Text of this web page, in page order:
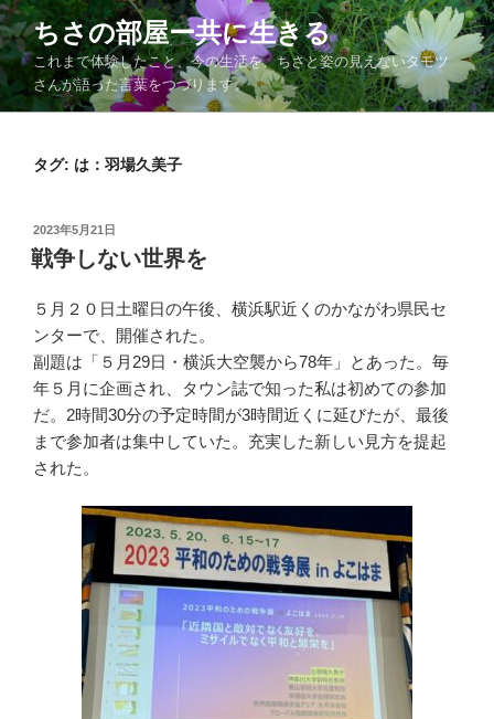
コ
ン
テ
ン
ツ
ちさの部屋ー共に生きる
これまで体験したこと、今の生活を、ちさと姿の見えないタモツ
さんが語った言葉をつづります。
タグ: は：羽場久美子
投
稿
日:
2023年5月21日
戦争しない世界を
５月２０日土曜日の午後、横浜駅近くのかながわ県民セ
ンターで、開催された。
副題は「５月29日・横浜大空襲から78年」とあった。毎
年５月に企画され、タウン誌で知った私は初めての参加
だ。2時間30分の予定時間が3時間近くに延びたが、最後
まで参加者は集中していた。充実した新しい見方を提起
された。